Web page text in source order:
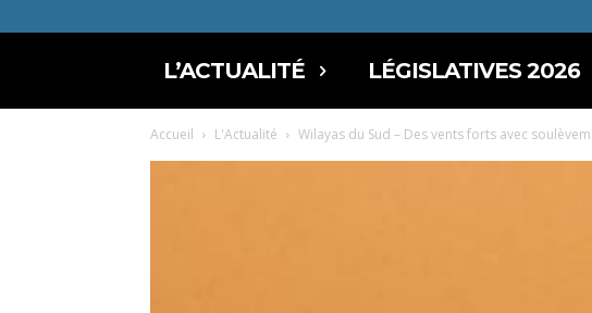
L’ACTUALITÉ LÉGISLATIVES 2026
Accueil L'Actualité Wilayas du Sud – Des vents forts avec